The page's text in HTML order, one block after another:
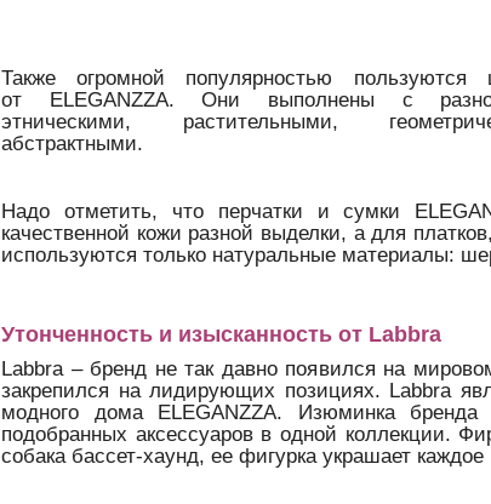
Также огромной популярностью
от ELEGANZZA. Они выполнены с
этническими, растительными,
абстрактными.
Надо отметить, что перчатки и сумки
качественной кожи разной выделки, а для
используются только натуральные материалы:
Утонченность и изысканность от Labbra
Labbra – бренд не так давно появился на
закрепился на лидирующих позициях. Labbra
модного дома ELEGANZZA. Изюминка бренда
подобранных аксессуаров в одной коллекции.
собака бассет-хаунд, ее фигурка украшает каждое